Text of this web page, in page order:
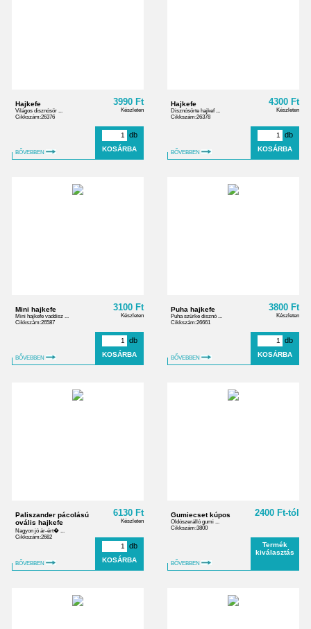
Hajkefe
Világos disznósör ...
Cikkszám:26376
BŐVEBBEN
3990 Ft
Készleten
db
Hajkefe
Disznósörte hajkef ...
Cikkszám:26378
BŐVEBBEN
4300 Ft
Készleten
db
Mini hajkefe
Mini hajkefe vaddisz ...
Cikkszám:26587
BŐVEBBEN
3100 Ft
Készleten
db
Puha hajkefe
Puha szürke disznó ...
Cikkszám:26661
BŐVEBBEN
3800 Ft
Készleten
db
Paliszander pácolású
ovális hajkefe
Nagyon jó ár-ért� ...
Cikkszám:2682
BŐVEBBEN
6130 Ft
Készleten
db
Gumiecset kúpos
Oldószerálló gumi ...
Cikkszám:3800
BŐVEBBEN
2400 Ft-tól
Termék
kiválasztás